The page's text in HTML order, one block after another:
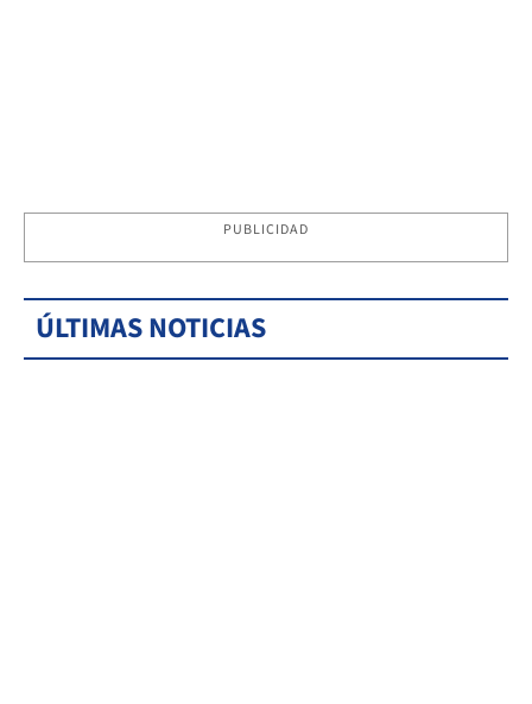
PUBLICIDAD
ÚLTIMAS NOTICIAS